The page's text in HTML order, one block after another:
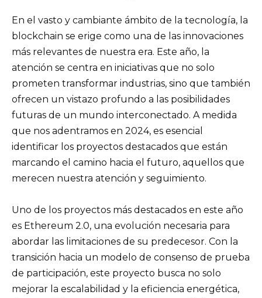
En el vasto y cambiante ámbito de la tecnología, la
blockchain se erige como una de las innovaciones
más relevantes de nuestra era. Este año, la
atención se centra en iniciativas que no solo
prometen transformar industrias, sino que también
ofrecen un vistazo profundo a las posibilidades
futuras de un mundo interconectado. A medida
que nos adentramos en 2024, es esencial
identificar los proyectos destacados que están
marcando el camino hacia el futuro, aquellos que
merecen nuestra atención y seguimiento.
Uno de los proyectos más destacados en este año
es Ethereum 2.0, una evolución necesaria para
abordar las limitaciones de su predecesor. Con la
transición hacia un modelo de consenso de prueba
de participación, este proyecto busca no solo
mejorar la escalabilidad y la eficiencia energética,